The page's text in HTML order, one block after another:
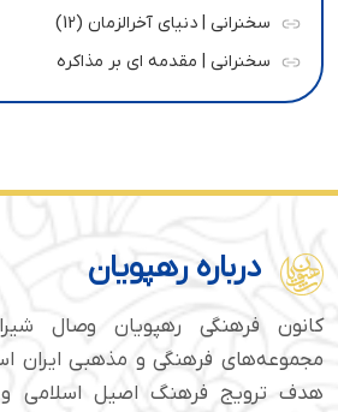
سخنرانی | دنیای آخرالزمان (12)
سخنرانی | مقدمه ای بر مذاکره
درباره رهپویان
کانون فرهنگی رهپویان وصال
هدف ترویج فرهنگ اصیل اسلامی